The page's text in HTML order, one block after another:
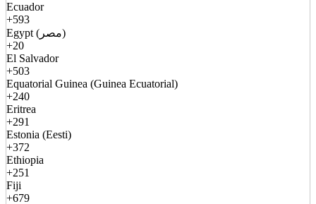
Ecuador
+593
Egypt (مصر)
+20
El Salvador
+503
Equatorial Guinea (Guinea Ecuatorial)
+240
Eritrea
+291
Estonia (Eesti)
+372
Ethiopia
+251
Fiji
+679